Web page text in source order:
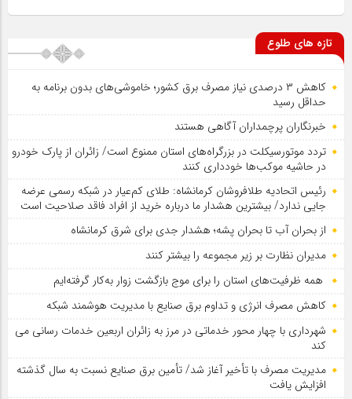
تازه های طلوع
کاهش ۳ درصدی نیاز مصرف برق کشور؛ خاموشی‌های بدون برنامه به
حداقل رسید
خبرنگاران پرچمداران آگاهی هستند
تردد موتورسیکلت در بزرگراه‌های استان ممنوع است/ زائران از پارک خودرو
در حاشیه موکب‌ها خودداری کنند
رئیس اتحادیه طلافروشان کرمانشاه: طلای کم‌عیار در شبکه رسمی عرضه
جایی ندارد/ بیشترین هشدار ما درباره خرید از افراد فاقد صلاحیت است
از بحران آب تا بحران پشه؛ هشدار جدی برای شرق کرمانشاه
مدیران نظارت بر زیر مجموعه را بیشتر کنند
همه ظرفیت‌های استان را برای موج بازگشت زوار به‌کار گرفته‌ایم
کاهش مصرف انرژی و تداوم برق صنایع با مدیریت هوشمند شبکه
شهرداری با چهار محور خدماتی در مرز به زائران اربعین خدمات رسانی می
کند
مدیریت مصرف با تأخیر آغاز شد/ تأمین برق صنایع نسبت به سال گذشته
افزایش یافت